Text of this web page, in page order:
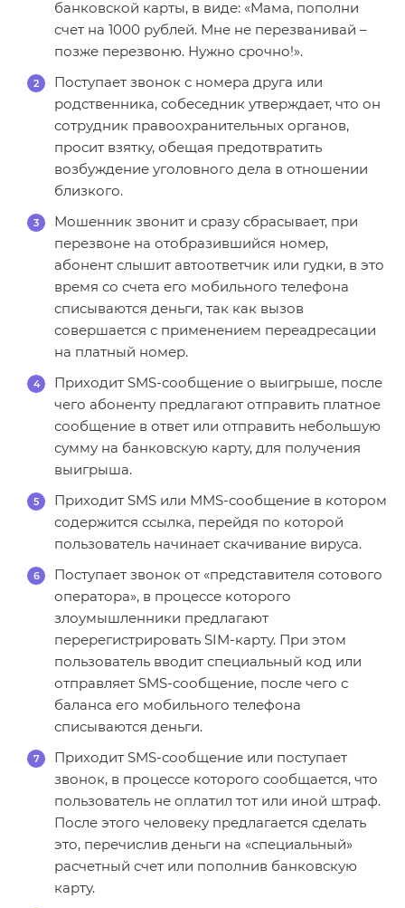
банковской карты, в виде: «Мама, пополни
счет на 1000 рублей. Мне не перезванивай –
позже перезвоню. Нужно срочно!».
Поступает звонок с номера друга или
родственника, собеседник утверждает, что он
сотрудник правоохранительных органов,
просит взятку, обещая предотвратить
возбуждение уголовного дела в отношении
близкого.
Мошенник звонит и сразу сбрасывает, при
перезвоне на отобразившийся номер,
абонент слышит автоответчик или гудки, в это
время со счета его мобильного телефона
списываются деньги, так как вызов
совершается с применением переадресации
на платный номер.
Приходит SMS-сообщение о выигрыше, после
чего абоненту предлагают отправить платное
сообщение в ответ или отправить небольшую
сумму на банковскую карту, для получения
выигрыша.
Приходит SMS или MMS-сообщение в котором
содержится ссылка, перейдя по которой
пользователь начинает скачивание вируса.
Поступает звонок от «представителя сотового
оператора», в процессе которого
злоумышленники предлагают
перерегистрировать SIM-карту. При этом
пользователь вводит специальный код или
отправляет SMS-сообщение, после чего с
баланса его мобильного телефона
списываются деньги.
Приходит SMS-сообщение или поступает
звонок, в процессе которого сообщается, что
пользователь не оплатил тот или иной штраф.
После этого человеку предлагается сделать
это, перечислив деньги на «специальный»
расчетный счет или пополнив банковскую
карту.